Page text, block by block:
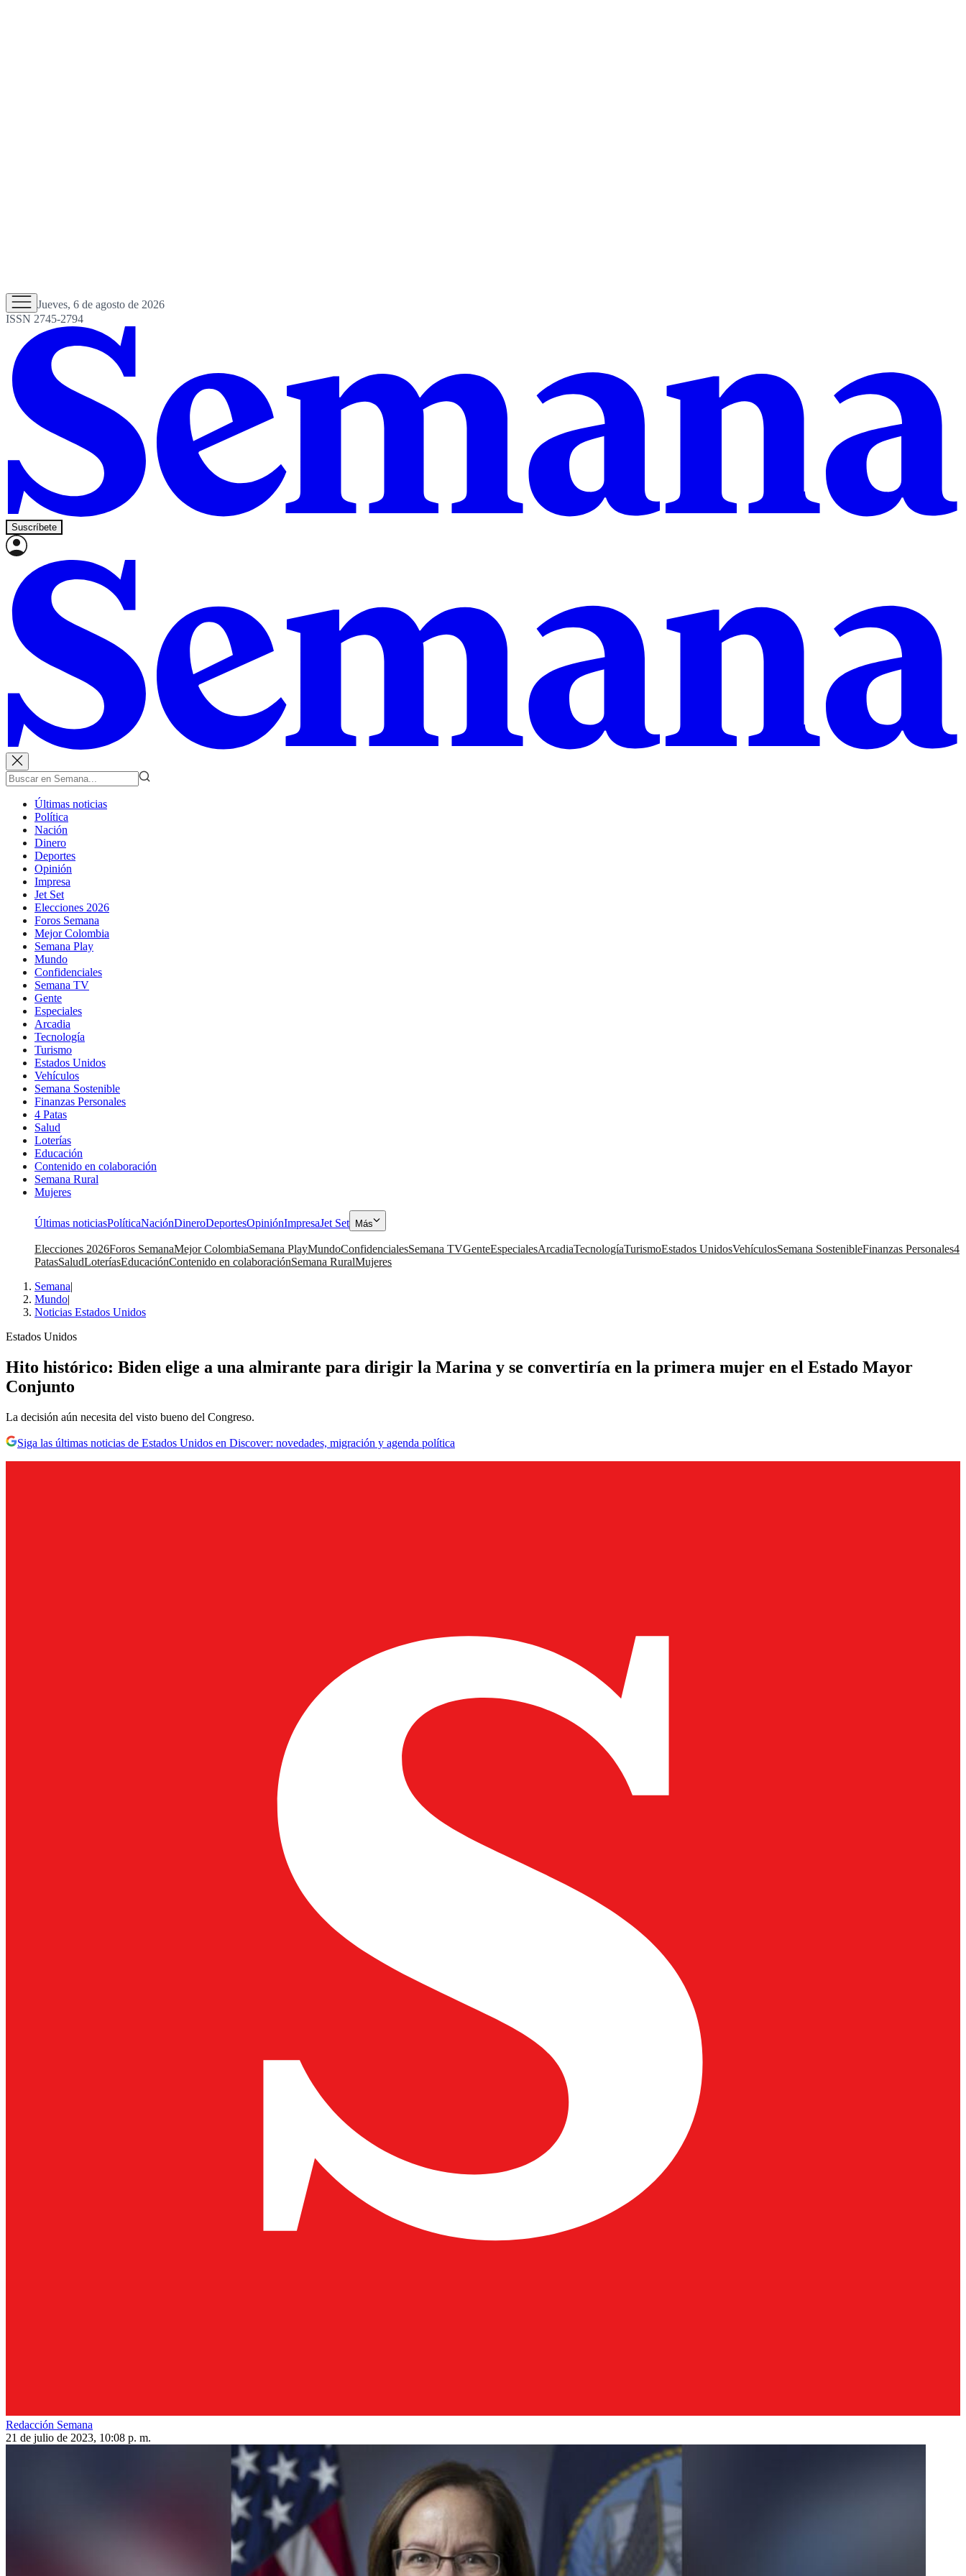
Jueves, 6 de agosto de 2026
ISSN 2745-2794
Suscríbete
Últimas noticias
Política
Nación
Dinero
Deportes
Opinión
Impresa
Jet Set
Elecciones 2026
Foros Semana
Mejor Colombia
Semana Play
Mundo
Confidenciales
Semana TV
Gente
Especiales
Arcadia
Tecnología
Turismo
Estados Unidos
Vehículos
Semana Sostenible
Finanzas Personales
4 Patas
Salud
Loterías
Educación
Contenido en colaboración
Semana Rural
Mujeres
Últimas noticiasPolíticaNaciónDineroDeportesOpiniónImpresaJet Set Más
Elecciones 2026Foros SemanaMejor ColombiaSemana PlayMundoConfidencialesSemana TVGenteEspecialesArcadiaTecnologíaTurismoEstados UnidosVehículosSemana SostenibleFinanzas Personales4
PatasSaludLoteríasEducaciónContenido en colaboraciónSemana RuralMujeres
Semana|
Mundo|
Noticias Estados Unidos
Estados Unidos
Hito histórico: Biden elige a una almirante para dirigir la Marina y se convertiría en la primera mujer en el Estado Mayor
Conjunto
La decisión aún necesita del visto bueno del Congreso.
Siga las últimas noticias de Estados Unidos en Discover: novedades, migración y agenda política
Redacción Semana
21 de julio de 2023, 10:08 p. m.